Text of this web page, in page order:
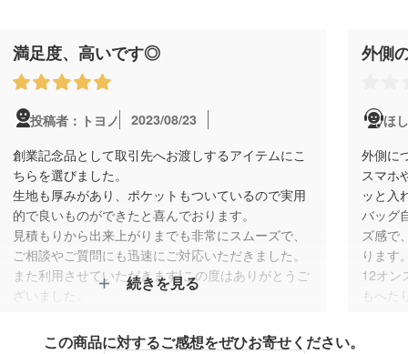
満足度、高いです◎
投稿者：トヨノ
2023/08/23
創業記念品として取引先へお渡しするアイテムにこ
ちらを選びました。
生地も厚みがあり、ポケットもついているので実用
的で良いものができたと喜んでおります。
見積もりから出来上がりまでも非常にスムーズで、
ご相談やご質問にも迅速にご対応いただきました。
また利用させていただきます!この度はありがとうご
ざいました。
続きを見る
外側
ほ
外側に
スマホ
ッと入
バッグ
ズ感で
ります
12オン
もへた
この商品に対するご感想をぜひお寄せください。